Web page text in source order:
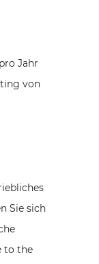
Jahr
von
Sie sich
to the